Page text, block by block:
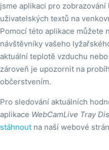
jsme aplikaci pro
uživatelských textů na
Pomocí této aplikace můžete
návštěvníky vašeho
aktuální teplotě vzduchu
zároveň je upozornit na
občerstvením.
Pro sledování aktuálních
aplikace WebCamLive Tray
stáhnout na naší webové